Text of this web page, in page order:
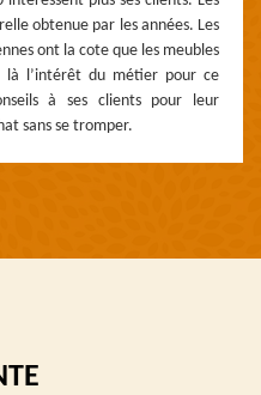
obtenue par les années. Les
ont la cote que les meubles
là l’intérêt du métier pour ce
à ses clients pour leur
sans se tromper.